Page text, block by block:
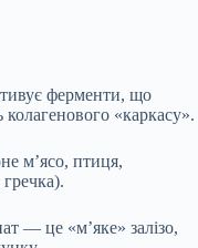
ферменти, що
колагенового «каркасу».
м’ясо, птиця,
— це «м’яке» залізо,